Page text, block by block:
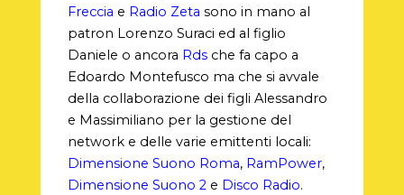
Freccia e Radio Zeta sono in mano al
patron Lorenzo Suraci ed al figlio
Daniele o ancora Rdsche fa capo a
Edoardo Montefusco ma che si avvale
della collaborazione dei figli Alessandro
e Massimiliano per la gestione del
network e delle varie emittenti locali:
Dimensione Suono Roma, RamPower,
Dimensione Suono 2 e Disco Radio.